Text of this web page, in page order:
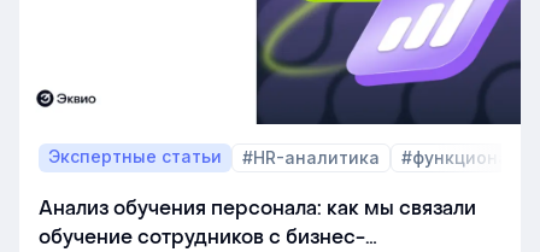
обучение в ближайшие годы. Материал подготовлен
на основе интервью коммерческого директора
Эквио Леонида Бутакова для подкаста HR4People.
Экспертные статьи #HR-аналитика #функционал
Анализ обучения персонала: как мы связали
обучение сотрудников с бизнес-